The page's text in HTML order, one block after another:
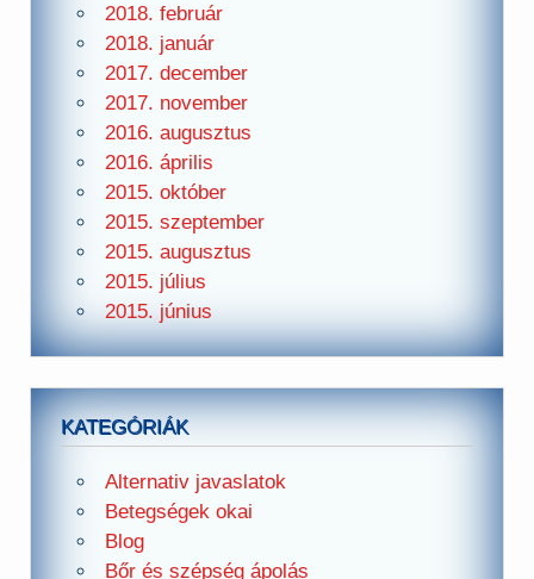
2018. február
2018. január
2017. december
2017. november
2016. augusztus
2016. április
2015. október
2015. szeptember
2015. augusztus
2015. július
2015. június
KATEGÓRIÁK
Alternativ javaslatok
Betegségek okai
Blog
Bőr és szépség ápolás